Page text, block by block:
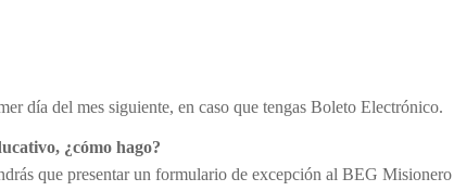
día del mes siguiente, en caso que tengas Boleto Electrónico.
¿cómo hago?
que presentar un formulario de excepción al BEG Misionero